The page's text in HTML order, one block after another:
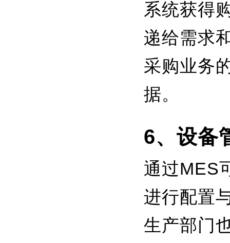
系统获得
递给需求
采购业务
据。
6、设备
通过MES
进行配置
生产部门